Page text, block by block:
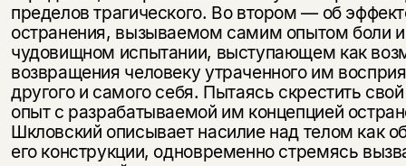
пределов трагического. Во вто­ром — об
остранения, вызываемом самим опытом боли
чудовищном испытании, выступающем как
возвращения чело­веку утраченного им
другого и самого себя. Пытаясь скре­стить
опыт с разрабатываемой им концепцией
Шкловский описывает насилие над телом как
его конструкции, одновременно стремясь